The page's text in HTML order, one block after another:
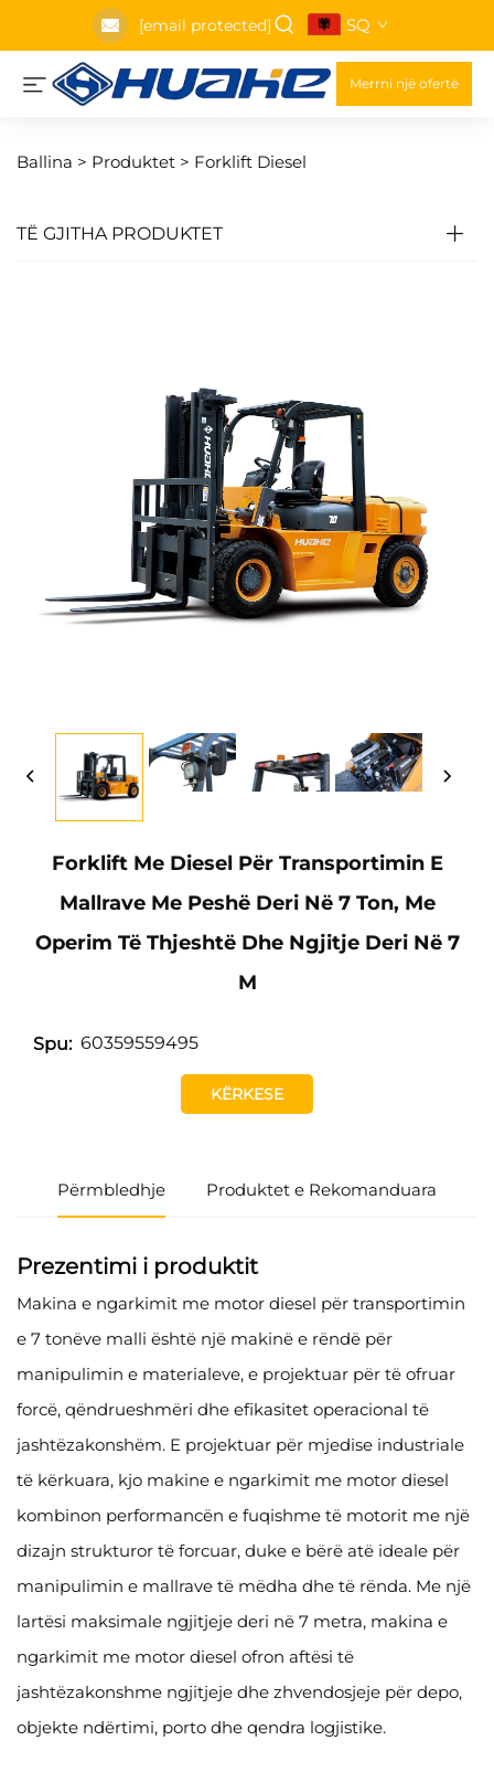
[email protected] SQ
Merrni një ofertë
Ballina > Produktet > Forklift Diesel
TË GJITHA PRODUKTET
Forklift Me Diesel Për Transportimin E
Mallrave Me Peshë Deri Në 7 Ton, Me
Operim Të Thjeshtë Dhe Ngjitje Deri Në 7
M
Spu: 60359559495
KËRKESE
Përmbledhje Produktet e Rekomanduara
Prezentimi i produktit
Makina e ngarkimit me motor diesel për transportimin
e 7 tonëve malli është një makinë e rëndë për
manipulimin e materialeve, e projektuar për të ofruar
forcë, qëndrueshmëri dhe efikasitet operacional të
jashtëzakonshëm. E projektuar për mjedise industriale
të kërkuara, kjo makine e ngarkimit me motor diesel
kombinon performancën e fuqishme të motorit me një
dizajn strukturor të forcuar, duke e bërë atë ideale për
manipulimin e mallrave të mëdha dhe të rënda. Me një
lartësi maksimale ngjitjeje deri në 7 metra, makina e
ngarkimit me motor diesel ofron aftësi të
jashtëzakonshme ngjitjeje dhe zhvendosjeje për depo,
objekte ndërtimi, porto dhe qendra logjistike.